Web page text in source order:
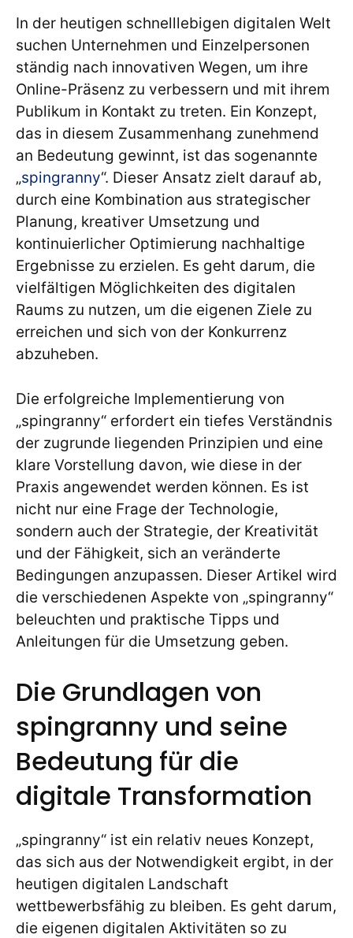
In der heutigen schnelllebigen digitalen Welt
suchen Unternehmen und Einzelpersonen
ständig nach innovativen Wegen, um ihre
Online-Präsenz zu verbessern und mit ihrem
Publikum in Kontakt zu treten. Ein Konzept,
das in diesem Zusammenhang zunehmend
an Bedeutung gewinnt, ist das sogenannte
„spingranny“. Dieser Ansatz zielt darauf ab,
durch eine Kombination aus strategischer
Planung, kreativer Umsetzung und
kontinuierlicher Optimierung nachhaltige
Ergebnisse zu erzielen. Es geht darum, die
vielfältigen Möglichkeiten des digitalen
Raums zu nutzen, um die eigenen Ziele zu
erreichen und sich von der Konkurrenz
abzuheben.
Die erfolgreiche Implementierung von
„spingranny“ erfordert ein tiefes Verständnis
der zugrunde liegenden Prinzipien und eine
klare Vorstellung davon, wie diese in der
Praxis angewendet werden können. Es ist
nicht nur eine Frage der Technologie,
sondern auch der Strategie, der Kreativität
und der Fähigkeit, sich an veränderte
Bedingungen anzupassen. Dieser Artikel wird
die verschiedenen Aspekte von „spingranny“
beleuchten und praktische Tipps und
Anleitungen für die Umsetzung geben.
Die Grundlagen von
spingranny und seine
Bedeutung für die
digitale Transformation
„spingranny“ ist ein relativ neues Konzept,
das sich aus der Notwendigkeit ergibt, in der
heutigen digitalen Landschaft
wettbewerbsfähig zu bleiben. Es geht darum,
die eigenen digitalen Aktivitäten so zu